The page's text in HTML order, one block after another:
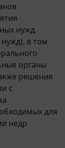
нужд
в том
органы
решения
с
для
недр